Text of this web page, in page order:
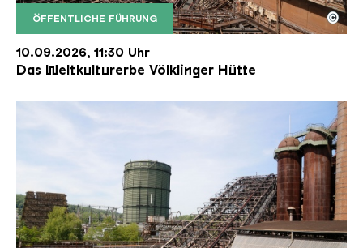
ÖFFENTLICHE FÜHRUNG
Der Erzschrägaufzug der Völklinger Hütte mit
Copyright: Weltkulturerbe Völklinger Hütte | Karl
©
10.09.2026, 11:30 Uhr
Das Weltkulturerbe Völklinger Hütte